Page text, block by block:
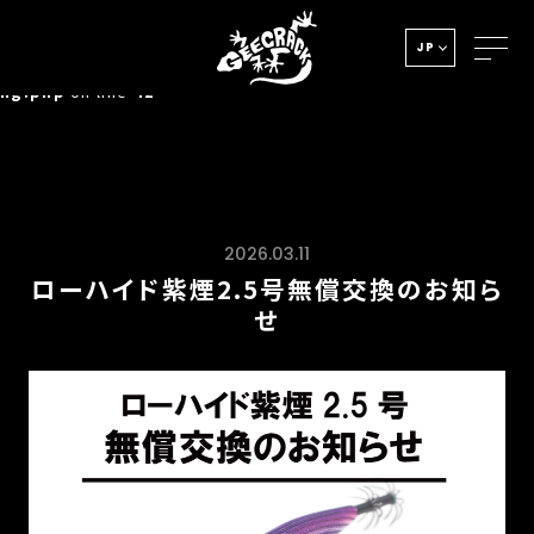
: Undefined index: HTTP_ACCEPT_LANGUAGE in
/home/xs278931/geecrack.com/public_html/app/view/la
ng.php on line 42
JP
2026.03.11
ローハイド紫煙2.5号無償交換のお知ら
せ